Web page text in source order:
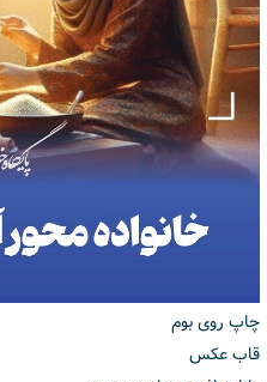
چاپ روی بوم
قاب عکس